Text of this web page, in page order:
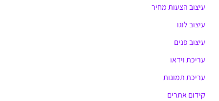
עיצוב הצעות מחיר
עיצוב לוגו
עיצוב פנים
עריכת וידאו
עריכת תמונות
קידום אתרים